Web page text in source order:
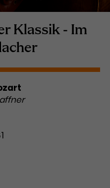
Das Cookie
wie
eine Website
bei der Erstellung
über die
umfassen in
Form die Anzahl
die besuchten
speichert
von
Google Ads-
Klassik - Im